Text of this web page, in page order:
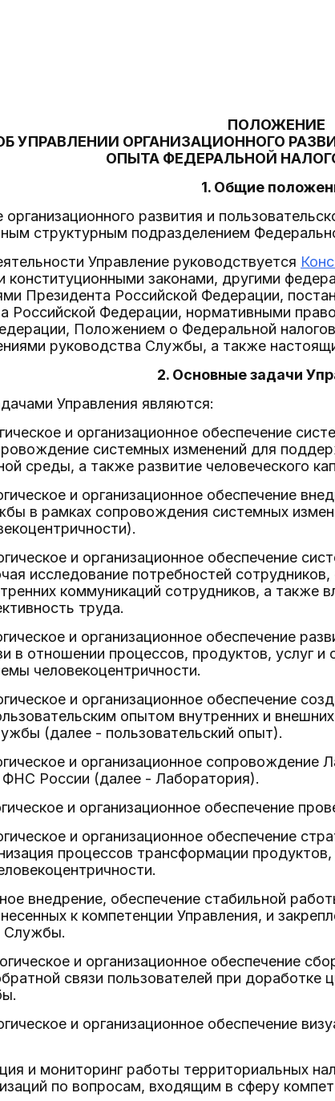
ПОЛОЖЕНИЕ
УПРАВЛЕНИИ ОРГАНИЗАЦИОННОГО
ОПЫТА ФЕДЕРАЛЬНОЙ
1. Общие
организационного развития и
структурным подразделением
Управление руководствуется
конституционными законами, другими
Президента Российской Федерации,
Российской Федерации, нормативными
Положением о Федеральной
руководства Службы, а также
2. Основные задачи
Управления являются:
и организационное обеспечение
системных изменений для
среды, а также развитие человеческого
и организационное обеспечение
в рамках сопровождения системных
и организационное обеспечение
исследование потребностей
коммуникаций сотрудников, а также
труда.
и организационное обеспечение
в отношении процессов, продуктов, услуг
человекоцентричности.
и организационное обеспечение
опытом внутренних и
(далее - пользовательский опыт).
и организационное сопровождение
ФНС России (далее - Лаборатория).
и организационное обеспечение
и организационное обеспечение
процессов трансформации
внедрение, обеспечение стабильной
к компетенции Управления, и
Службы.
и организационное обеспечение
связи пользователей при
и организационное обеспечение
и мониторинг работы территориальных
по вопросам, входящим в сферу